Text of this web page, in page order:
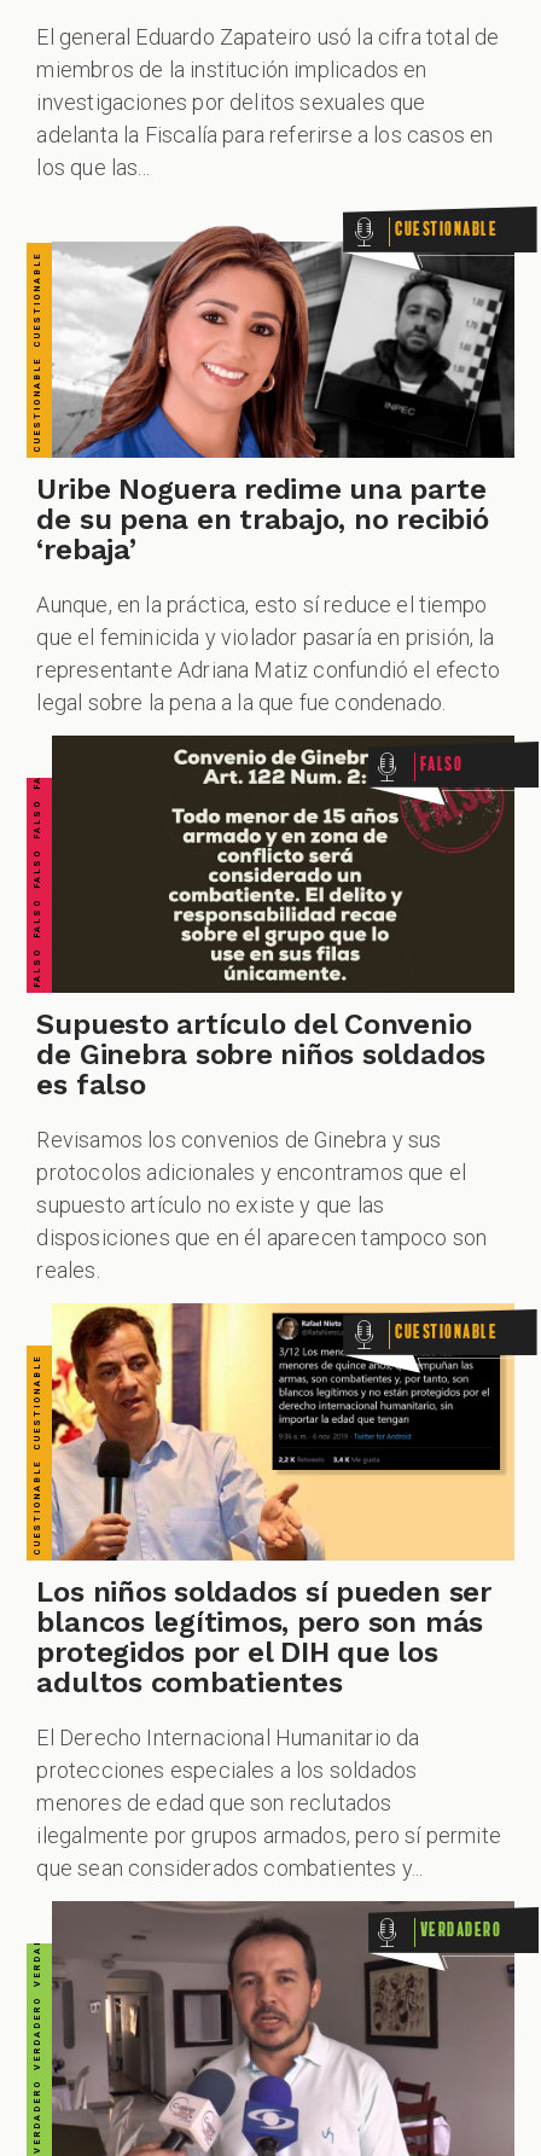
El general Eduardo Zapateiro usó la cifra total de
miembros de la institución implicados en
investigaciones por delitos sexuales que
adelanta la Fiscalía para referirse a los casos en
los que las...
Cuestionable
Uribe Noguera redime una parte
de su pena en trabajo, no recibió
‘rebaja’
Aunque, en la práctica, esto sí reduce el tiempo
que el feminicida y violador pasaría en prisión, la
representante Adriana Matiz confundió el efecto
legal sobre la pena a la que fue condenado.
FALSO FALSO FALSO FALSO FALSO FALSO FALSO Falso
Supuesto artículo del Convenio
de Ginebra sobre niños soldados
es falso
Revisamos los convenios de Ginebra y sus
protocolos adicionales y encontramos que el
supuesto artículo no existe y que las
disposiciones que en él aparecen tampoco son
reales.
CUESTIONABLE CUESTIONABLE CUESTIONABLE CUESTIONABLE CUESTIONABLE CUESTIONABLE CUESTIONABLE Cuestionable
Los niños soldados sí pueden ser
blancos legítimos, pero son más
protegidos por el DIH que los
adultos combatientes
El Derecho Internacional Humanitario da
protecciones especiales a los soldados
menores de edad que son reclutados
ilegalmente por grupos armados, pero sí permite
que sean considerados combatientes y...
VERDADERO VERDADERO VERDADERO VERDADERO VERDADERO VERDADERO VERDADERO Verdadero